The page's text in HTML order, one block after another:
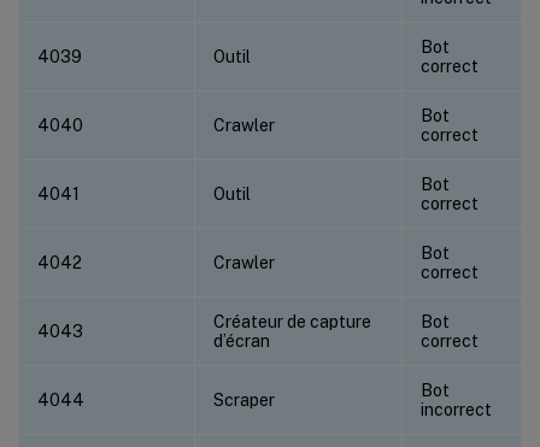
4039 Outil
Bot
correct
4040 Crawler
Bot
correct
4041 Outil
Bot
correct
4042 Crawler
Bot
correct
4043
Créateur de capture
d’écran
Bot
correct
4044 Scraper
Bot
incorrect